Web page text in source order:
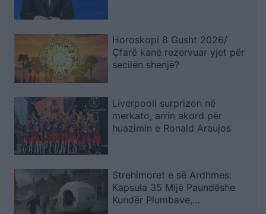
Horoskopi 8 Gusht 2026/
Çfarë kanë rezervuar yjet për
secilën shenjë?
Liverpooli surprizon në
merkato, arrin akord për
huazimin e Ronald Araujos
Strehimoret e së Ardhmes:
Kapsula 35 Mijë Paundëshe
Kundër Plumbave,